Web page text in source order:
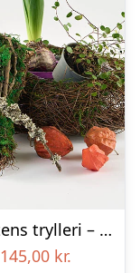
Floristens trylleri – gravpynt – Blomster til begravelse
145,00 kr.